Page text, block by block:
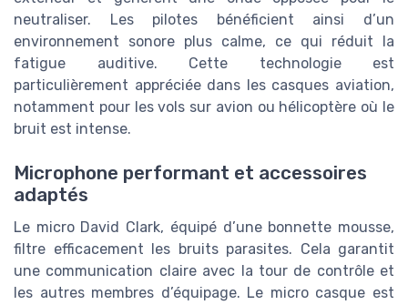
neutraliser. Les pilotes bénéficient ainsi d’un
environnement sonore plus calme, ce qui réduit la
fatigue auditive. Cette technologie est
particulièrement appréciée dans les casques aviation,
notamment pour les vols sur avion ou hélicoptère où le
bruit est intense.
Microphone performant et accessoires
adaptés
Le micro David Clark, équipé d’une bonnette mousse,
filtre efficacement les bruits parasites. Cela garantit
une communication claire avec la tour de contrôle et
les autres membres d’équipage. Le micro casque est